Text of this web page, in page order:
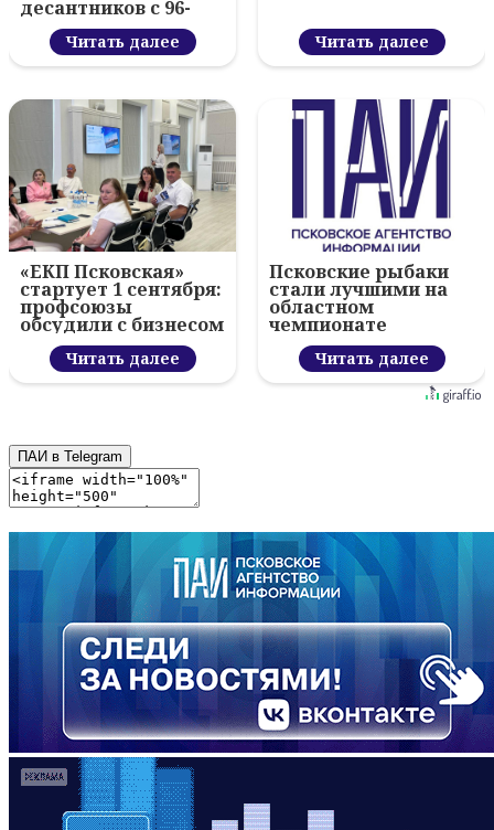
десантников с 96-
летием ВДВ и
вручил награды
Читать далее Читать далее
«ЕКП Псковская»
стартует 1 сентября:
профсоюзы
обсудили с бизнесом
новый цифровой
проектЧитать далее
Псковские рыбаки
стали лучшими на
областном
чемпионате
Читать далее
ПАИ в Telegram